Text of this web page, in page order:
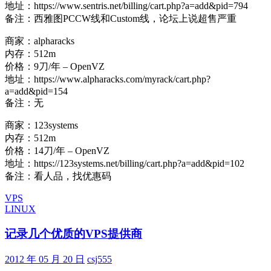
地址：https://www.sentris.net/billing/cart.php?a=add&pid=794
备注：西雅图PCCW线和Custom线，论坛上说超售严重
商家：alpharacks
内存：512m
价格：9刀/年 – OpenVZ
地址：https://www.alpharacks.com/myrack/cart.php?
a=add&pid=154
备注：无
商家：123systems
内存：512m
价格：14刀/年 – OpenVZ
地址：https://123systems.net/billing/cart.php?a=add&pid=102
备注：看人品，找优惠码
VPS
LINUX
记录几个优质的VPS提供商
2012 年 05 月 20 日 csj555